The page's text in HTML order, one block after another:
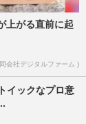
上がる直前に起
会社デジタルファーム )
イックなプロ意